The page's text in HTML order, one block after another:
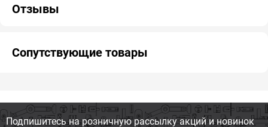
Отзывы
Сопутствующие товары
Подпишитесь на розничную рассылку акций и новинок